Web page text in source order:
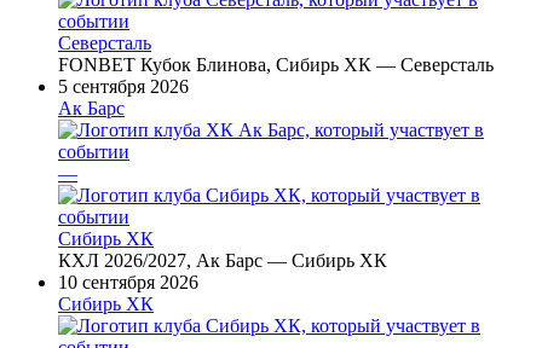
Северсталь
FONBET Кубок Блинова, Сибирь ХК — Северсталь
5 сентября 2026
Ак Барс
—
Сибирь ХК
КХЛ 2026/2027, Ак Барс — Сибирь ХК
10 сентября 2026
Сибирь ХК